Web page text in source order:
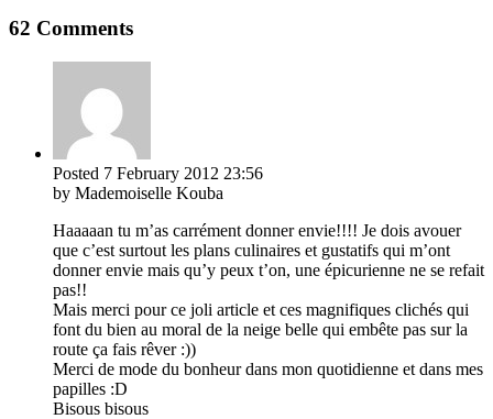
62 Comments
Posted 7 February 2012 23:56
by Mademoiselle Kouba
Haaaaan tu m’as carrément donner envie!!!! Je dois avouer
que c’est surtout les plans culinaires et gustatifs qui m’ont
donner envie mais qu’y peux t’on, une épicurienne ne se refait
pas!!
Mais merci pour ce joli article et ces magnifiques clichés qui
font du bien au moral de la neige belle qui embête pas sur la
route ça fais rêver :))
Merci de mode du bonheur dans mon quotidienne et dans mes
papilles :D
Bisous bisous